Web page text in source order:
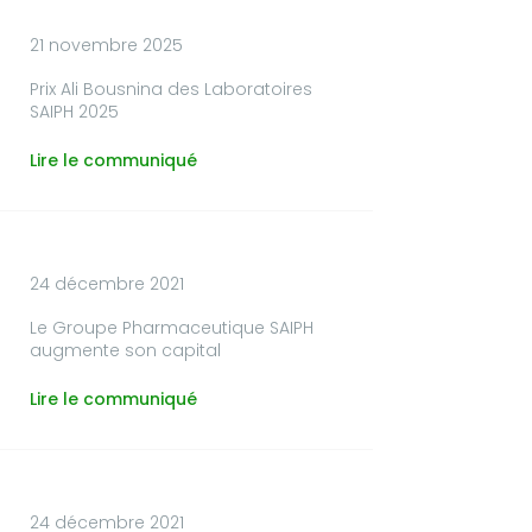
21 novembre 2025
Prix Ali Bousnina des Laboratoires
SAIPH 2025
Lire le communiqué
24 décembre 2021
Le Groupe Pharmaceutique SAIPH
augmente son capital
Lire le communiqué
24 décembre 2021